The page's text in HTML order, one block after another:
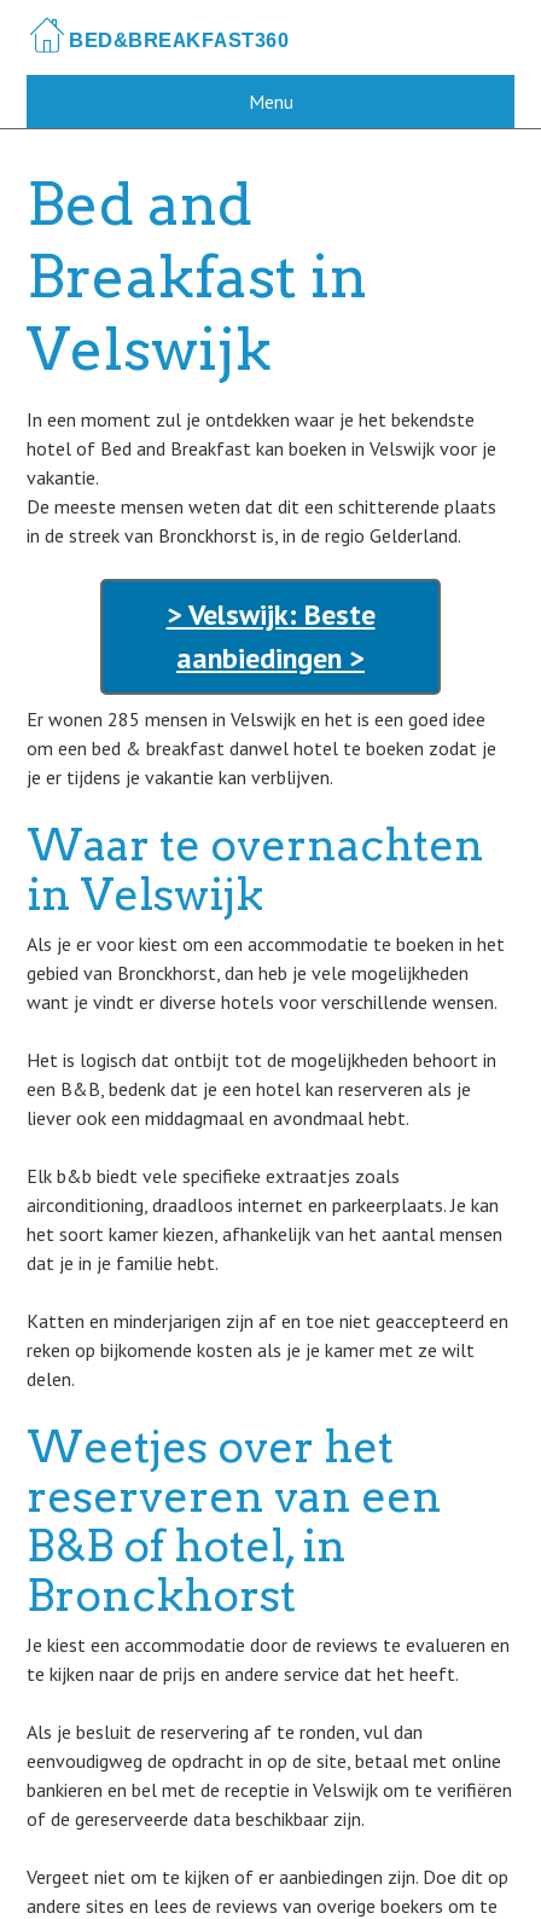
main
Menu
Bed and
Breakfast in
Velswijk
In een moment zul je ontdekken waar je het bekendste
hotel of Bed and Breakfast kan boeken in Velswijk voor je
vakantie.
De meeste mensen weten dat dit een schitterende plaats
in de streek van Bronckhorst is, in de regio Gelderland.
> Velswijk: Beste
aanbiedingen >
Er wonen 285 mensen in Velswijk en het is een goed idee
om een bed & breakfast danwel hotel te boeken zodat je
je er tijdens je vakantie kan verblijven.
Waar te overnachten
in Velswijk
Als je er voor kiest om een accommodatie te boeken in het
gebied van Bronckhorst, dan heb je vele mogelijkheden
want je vindt er diverse hotels voor verschillende wensen.
Het is logisch dat ontbijt tot de mogelijkheden behoort in
een B&B, bedenk dat je een hotel kan reserveren als je
liever ook een middagmaal en avondmaal hebt.
Elk b&b biedt vele specifieke extraatjes zoals
airconditioning, draadloos internet en parkeerplaats. Je kan
het soort kamer kiezen, afhankelijk van het aantal mensen
dat je in je familie hebt.
Katten en minderjarigen zijn af en toe niet geaccepteerd en
reken op bijkomende kosten als je je kamer met ze wilt
delen.
Weetjes over het
reserveren van een
B&B of hotel, in
Bronckhorst
Je kiest een accommodatie door de reviews te evalueren en
te kijken naar de prijs en andere service dat het heeft.
Als je besluit de reservering af te ronden, vul dan
eenvoudigweg de opdracht in op de site, betaal met online
bankieren en bel met de receptie in Velswijk om te verifiëren
of de gereserveerde data beschikbaar zijn.
Vergeet niet om te kijken of er aanbiedingen zijn. Doe dit op
andere sites en lees de reviews van overige boekers om te